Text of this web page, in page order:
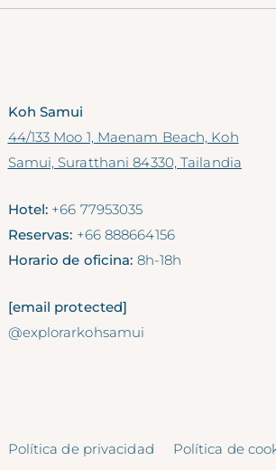
Koh Samui
44/133 Moo 1, Maenam Beach, Koh
Samui, Suratthani 84330, Tailandia
Hotel: +66 77953035
Reservas: +66 888664156
Horario de oficina: 8h-18h
[email protected]
@explorarkohsamui
Política de privacidad Política de